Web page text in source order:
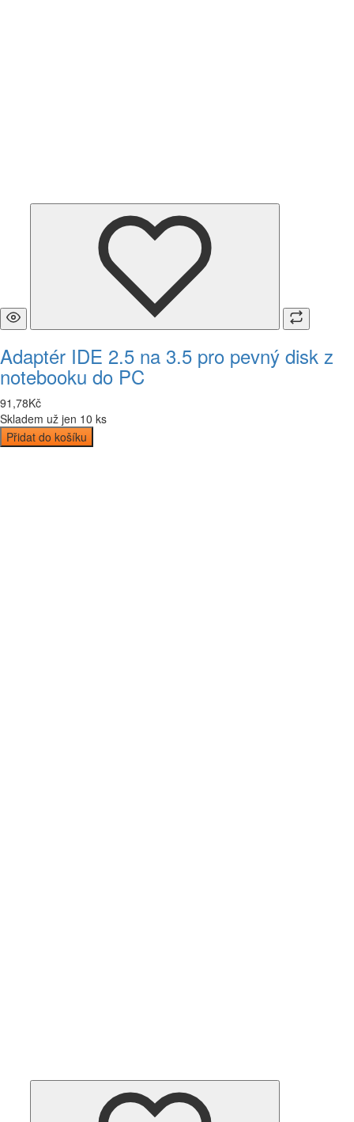
Adaptér IDE 2.5 na 3.5 pro pevný disk z
notebooku do PC
91 ,78Kč
Skladem už jen 10 ks
Přidat do košíku